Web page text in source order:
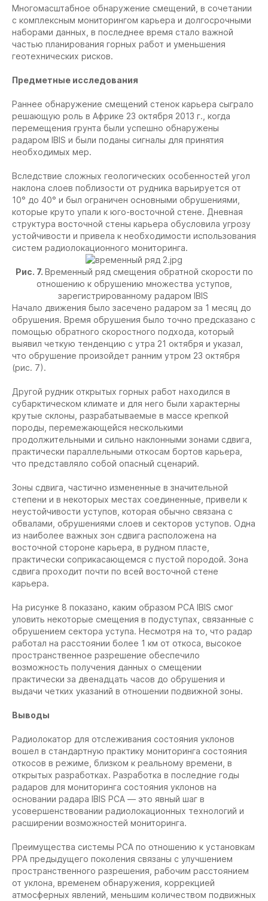
Многомасштабное обнаружение смещений, в сочетании
с комплексным мониторингом карьера и долгосрочными
наборами данных, в последнее время стало важной
частью планирования горных работ и уменьшения
геотехнических рисков.
Предметные исследования
Раннее обнаружение смещений стенок карьера сыграло
решающую роль в Африке 23 октября 2013 г., когда
перемещения грунта были успешно обнаружены
радаром IBIS и были поданы сигналы для принятия
необходимых мер.
Вследствие сложных геологических особенностей угол
наклона слоев поблизости от рудника варьируется от
10° до 40° и был ограничен основными обрушениями,
которые круто упали к юго-восточной стене. Дневная
структура восточной стены карьера обусловила угрозу
устойчивости и привела к необходимости использования
систем радиолокационного мониторинга.
Рис. 7. Временный ряд смещения обратной скорости по
отношению к обрушению множества уступов,
зарегистрированному радаром IBIS
Начало движения было засечено радаром за 1 месяц до
обрушения. Время обрушения было точно предсказано с
помощью обратного скоростного подхода, который
выявил четкую тенденцию с утра 21 октября и указал,
что обрушение произойдет ранним утром 23 октября
(рис. 7).
Другой рудник открытых горных работ находился в
субарктическом климате и для него были характерны
крутые склоны, разрабатываемые в массе крепкой
породы, перемежающейся несколькими
продолжительными и сильно наклонными зонами сдвига,
практически параллельными откосам бортов карьера,
что представляло собой опасный сценарий.
Зоны сдвига, частично измененные в значительной
степени и в некоторых местах соединенные, привели к
неустойчивости уступов, которая обычно связана с
обвалами, обрушениями слоев и секторов уступов. Одна
из наиболее важных зон сдвига расположена на
восточной стороне карьера, в рудном пласте,
практически соприкасающемся с пустой породой. Зона
сдвига проходит почти по всей восточной стене
карьера.
На рисунке 8 показано, каким образом РСА IBIS смог
уловить некоторые смещения в подуступах, связанные с
обрушением сектора уступа. Несмотря на то, что радар
работал на расстоянии более 1 км от откоса, высокое
пространственное разрешение обеспечило
возможность получения данных о смещении
практически за двенадцать часов до обрушения и
выдачи четких указаний в отношении подвижной зоны.
Выводы
Радиолокатор для отслеживания состояния уклонов
вошел в стандартную практику мониторинга состояния
откосов в режиме, близком к реальному времени, в
открытых разработках. Разработка в последние годы
радаров для мониторинга состояния уклонов на
основании радара IBIS РСА — это явный шаг в
усовершенствовании радиолокационных технологий и
расширении возможностей мониторинга.
Преимущества системы РСА по отношению к установкам
РРА предыдущего поколения связаны с улучшением
пространственного разрешения, рабочим расстоянием
от уклона, временем обнаружения, коррекцией
атмосферных явлений, меньшим количеством подвижных